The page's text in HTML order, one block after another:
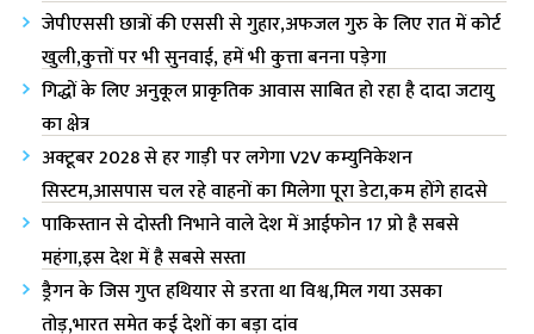
जेपीएससी छात्रों की एससी से गुहार,अफजल गुरु के लिए रात में कोर्ट
खुली,कुत्तों पर भी सुनवाई, हमें भी कुत्ता बनना पड़ेगा
गिद्धों के लिए अनुकूल प्राकृतिक आवास साबित हो रहा है दादा जटायु
का क्षेत्र
अक्टूबर 2028 से हर गाड़ी पर लगेगा V2V कम्युनिकेशन
सिस्टम,आसपास चल रहे वाहनों का मिलेगा पूरा डेटा,कम होंगे हादसे
पाकिस्तान से दोस्ती निभाने वाले देश में आईफोन 17 प्रो है सबसे
महंगा,इस देश में है सबसे सस्ता
ड्रैगन के जिस गुप्त हथियार से डरता था विश्व,मिल गया उसका
तोड़,भारत समेत कई देशों का बड़ा दांव